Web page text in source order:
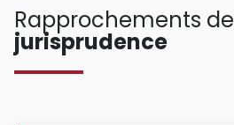
Rapprochements de
jurisprudence